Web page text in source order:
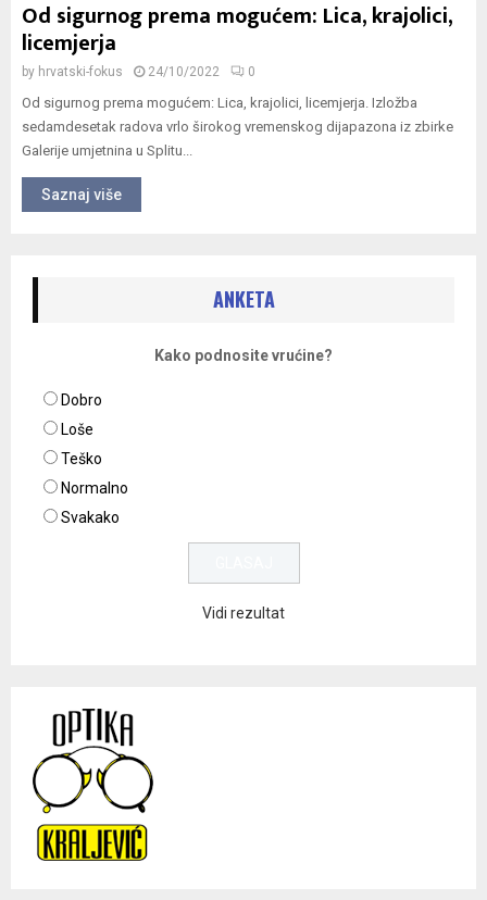
Od sigurnog prema mogućem: Lica, krajolici,
licemjerja
by hrvatski-fokus 24/10/2022 0
Od sigurnog prema mogućem: Lica, krajolici, licemjerja. Izložba
sedamdesetak radova vrlo širokog vremenskog dijapazona iz zbirke
Galerije umjetnina u Splitu...
Saznaj više
ANKETA
Kako podnosite vrućine?
Dobro
Loše
Teško
Normalno
Svakako
Vidi rezultat